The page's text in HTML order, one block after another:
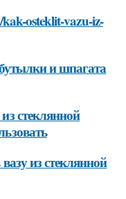
osteklit-vazu-iz-
и шпагата
стеклянной
из стеклянной